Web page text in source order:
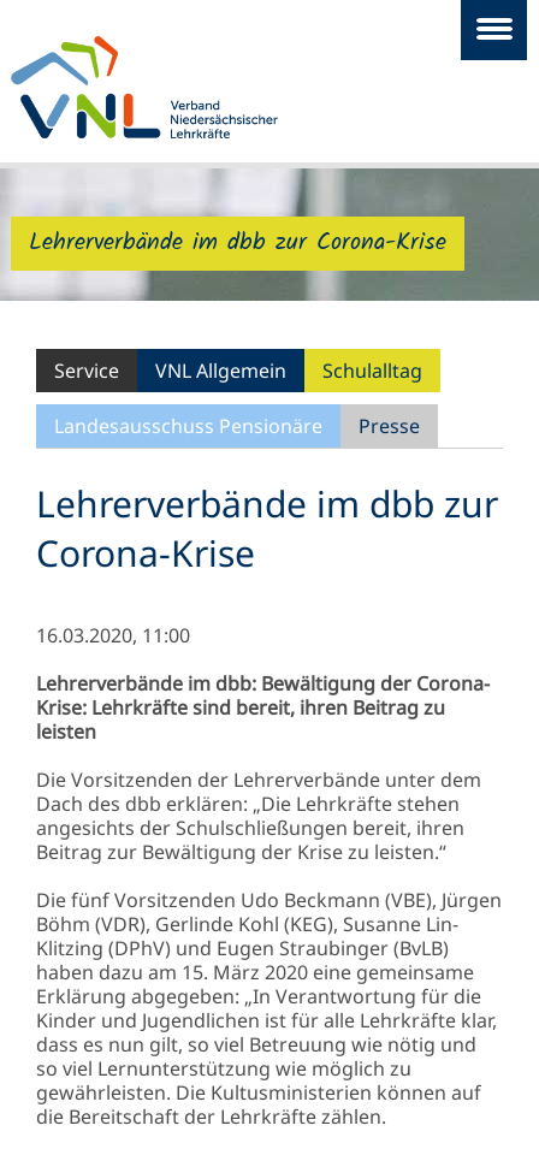
Lehrerverbände im dbb zur Corona-Krise
Service VNL Allgemein Schulalltag
Landesausschuss Pensionäre Presse
Lehrerverbände im dbb zur
Corona-Krise
16.03.2020, 11:00
Lehrerverbände im dbb: Bewältigung der Corona-
Krise: Lehrkräfte sind bereit, ihren Beitrag zu
leisten
Die Vorsitzenden der Lehrerverbände unter dem
Dach des dbb erklären: „Die Lehrkräfte stehen
angesichts der Schulschließungen bereit, ihren
Beitrag zur Bewältigung der Krise zu leisten.“
Die fünf Vorsitzenden Udo Beckmann (VBE), Jürgen
Böhm (VDR), Gerlinde Kohl (KEG), Susanne Lin-
Klitzing (DPhV) und Eugen Straubinger (BvLB)
haben dazu am 15. März 2020 eine gemeinsame
Erklärung abgegeben: „In Verantwortung für die
Kinder und Jugendlichen ist für alle Lehrkräfte klar,
dass es nun gilt, so viel Betreuung wie nötig und
so viel Lernunterstützung wie möglich zu
gewährleisten. Die Kultusministerien können auf
die Bereitschaft der Lehrkräfte zählen.